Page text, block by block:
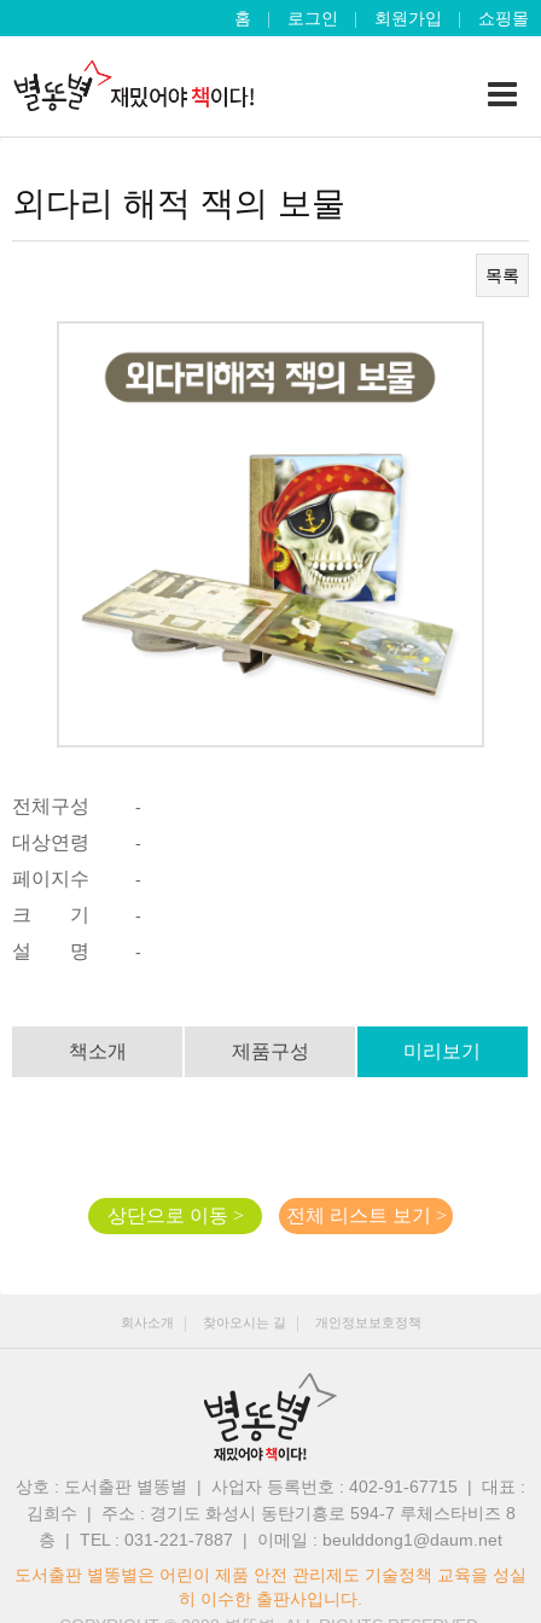
홈 로그인 회원가입 쇼핑몰
외다리 해적 잭의 보물
목록
전체구성 -
대상연령 -
페이지수 -
크 기 -
설 명 -
책소개 제품구성 미리보기
상단으로 이동 > 전체 리스트 보기 >
회사소개 찾아오시는 길 개인정보보호정책
상호 : 도서출판 별똥별 | 사업자 등록번호 : 402-91-67715 | 대표 :
김희수 | 주소 : 경기도 화성시 동탄기흥로 594-7 루체스타비즈 8
층 | TEL : 031-221-7887 | 이메일 : beulddong1@daum.net
도서출판 별똥별은 어린이 제품 안전 관리제도 기술정책 교육을 성실
히 이수한 출판사입니다.